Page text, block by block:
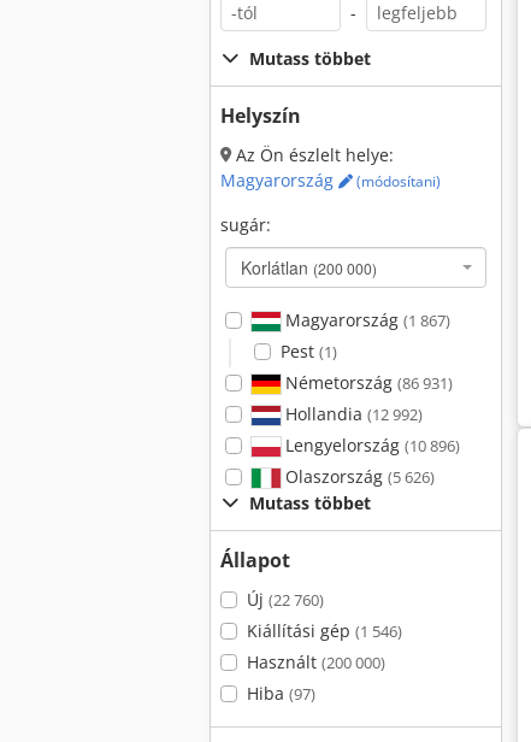
-
Mutass többet
Helyszín
Az Ön észlelt helye:
Magyarország
(módosítani)
sugár:
Korlátlan (200 000)
Magyarország (1 867)
Pest (1)
Németország (86 931)
Hollandia (12 992)
Lengyelország (10 896)
Olaszország (5 626)
Mutass többet
Állapot
Új (22 760)
Kiállítási gép (1 546)
Használt (200 000)
Hiba (97)